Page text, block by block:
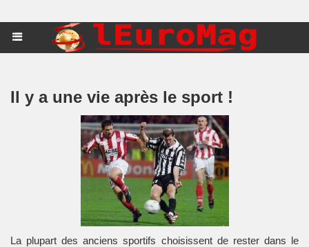
Il y a une vie après le sport !
La plupart des anciens sportifs choisissent de rester dans le